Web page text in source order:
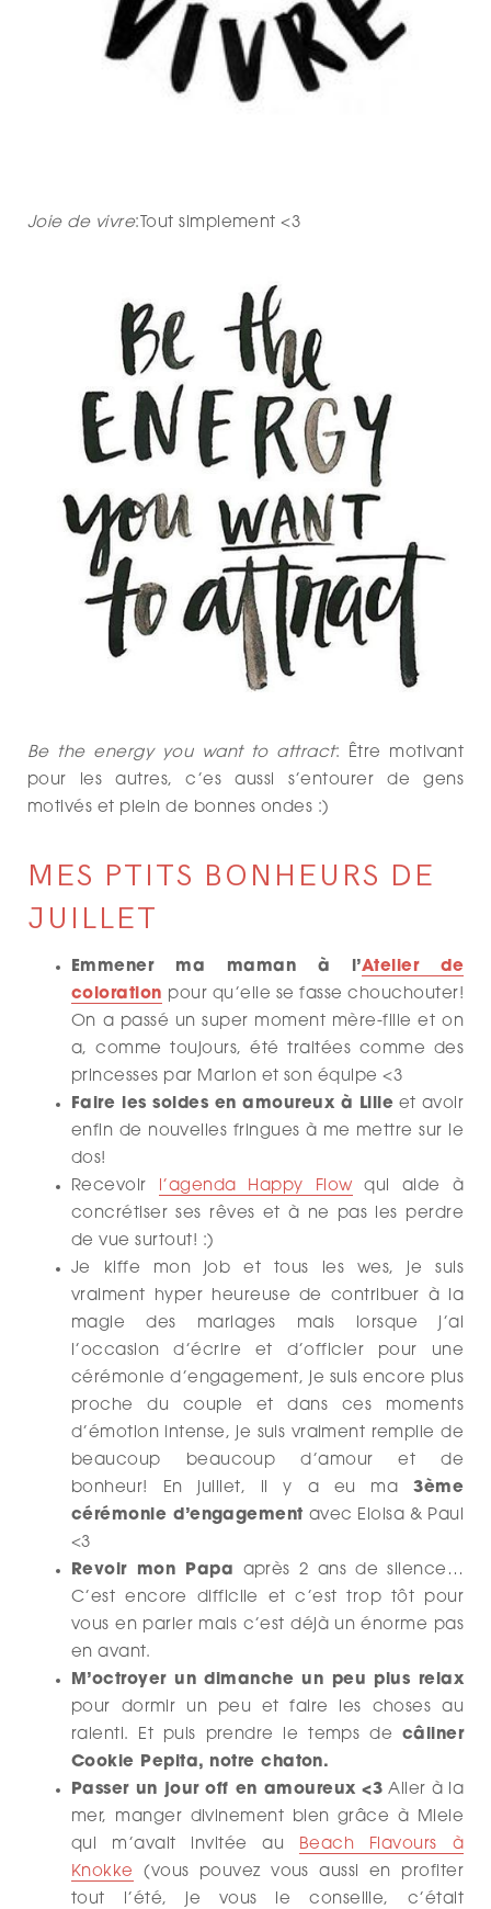
Joie de vivre:Tout simplement <3
Be the energy you want to attract: Être motivant
pour les autres, c’es aussi s’entourer de gens
motivés et plein de bonnes ondes :)
MES PTITS BONHEURS DE
JUILLET
Emmener ma maman à l’Atelier de
coloration pour qu’elle se fasse chouchouter!
On a passé un super moment mère-fille et on
a, comme toujours, été traitées comme des
princesses par Marion et son équipe <3
Faire les soldes en amoureux à Lille et avoir
enfin de nouvelles fringues à me mettre sur le
dos!
Recevoir l’agenda Happy Flow qui aide à
concrétiser ses rêves et à ne pas les perdre
de vue surtout! :)
Je kiffe mon job et tous les wes, je suis
vraiment hyper heureuse de contribuer à la
magie des mariages mais lorsque j’ai
l’occasion d’écrire et d’officier pour une
cérémonie d’engagement, je suis encore plus
proche du couple et dans ces moments
d’émotion intense, je suis vraiment remplie de
beaucoup beaucoup d’amour et de
bonheur! En juillet, il y a eu ma3ème
cérémonie d’engagement avec Eloisa & Paul
<3
Revoir mon Papa après 2 ans de silence…
C’est encore difficile et c’est trop tôt pour
vous en parler mais c’est déjà un énorme pas
en avant.
M’octroyer un dimanche un peu plus relax
pour dormir un peu et faire les choses au
ralenti. Et puis prendre le temps de câliner
Cookie Pepita, notre chaton.
Passer un jour off en amoureux <3 Aller à la
mer, manger divinement bien grâce à Miele
qui m’avait invitée au Beach Flavours à
Knokke
(vous pouvez vous aussi en profiter
tout l’été, je vous le conseille, c’était